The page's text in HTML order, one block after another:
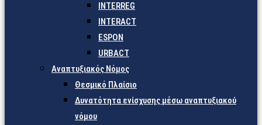
INTERREG
INTERACT
ESPON
URBACT
Αναπτυξιακός Νόμος
Θεσμικό Πλαίσιο
Δυνατότητα ενίσχυσης μέσω αναπτυξιακού
νόμου